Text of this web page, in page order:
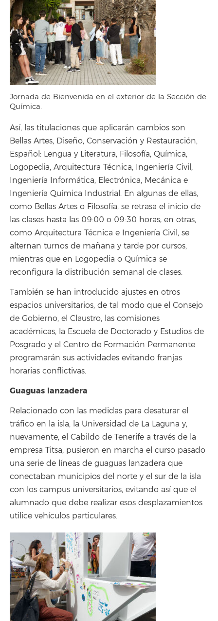
Jornada de Bienvenida en el exterior de la Sección de
Química.
Así, las titulaciones que aplicarán cambios son
Bellas Artes, Diseño, Conservación y Restauración,
Español: Lengua y Literatura, Filosofía, Química,
Logopedia, Arquitectura Técnica, Ingeniería Civil,
Ingeniería Informática, Electrónica, Mecánica e
Ingeniería Química Industrial. En algunas de ellas,
como Bellas Artes o Filosofía, se retrasa el inicio de
las clases hasta las 09:00 o 09:30 horas; en otras,
como Arquitectura Técnica e Ingeniería Civil, se
alternan turnos de mañana y tarde por cursos,
mientras que en Logopedia o Química se
reconfigura la distribución semanal de clases.
También se han introducido ajustes en otros
espacios universitarios, de tal modo que el Consejo
de Gobierno, el Claustro, las comisiones
académicas, la Escuela de Doctorado y Estudios de
Posgrado y el Centro de Formación Permanente
programarán sus actividades evitando franjas
horarias conflictivas.
Guaguas lanzadera
Relacionado con las medidas para desaturar el
tráfico en la isla, la Universidad de La Laguna y,
nuevamente, el Cabildo de Tenerife a través de la
empresa Titsa, pusieron en marcha el curso pasado
una serie de líneas de guaguas lanzadera que
conectaban municipios del norte y el sur de la isla
con los campus universitarios, evitando así que el
alumnado que debe realizar esos desplazamientos
utilice vehículos particulares.